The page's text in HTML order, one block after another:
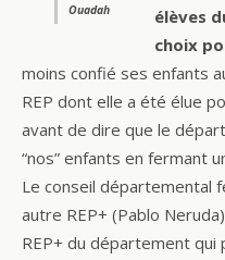
Ouadah
élèves
choix
moins confié ses enfants
REP dont elle a été élue
avant de dire que le
“nos” enfants en fermant
Le conseil départemental
autre REP+ (Pablo
REP+ du département qui